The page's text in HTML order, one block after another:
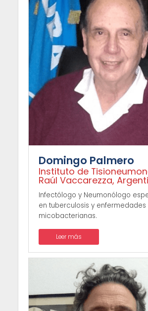
Domingo Palmero
Instituto de
Raúl Vaccarezza,
Infectólogo y Neumonólogo
en tuberculosis y enfermedades
micobacterianas.
Leer más